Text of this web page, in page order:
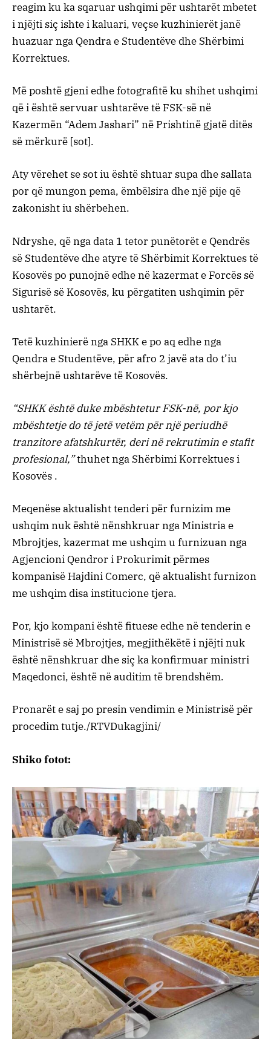
reagim ku ka sqaruar ushqimi për ushtarët mbetet
i njëjti siç ishte i kaluari, veçse kuzhinierët janë
huazuar nga Qendra e Studentëve dhe Shërbimi
Korrektues.
Më poshtë gjeni edhe fotografitë ku shihet ushqimi
që i është servuar ushtarëve të FSK-së në
Kazermën “Adem Jashari” në Prishtinë gjatë ditës
së mërkurë [sot].
Aty vërehet se sot iu është shtuar supa dhe sallata
por që mungon pema, ëmbëlsira dhe një pije që
zakonisht iu shërbehen.
Ndryshe, që nga data 1 tetor punëtorët e Qendrës
së Studentëve dhe atyre të Shërbimit Korrektues të
Kosovës po punojnë edhe në kazermat e Forcës së
Sigurisë së Kosovës, ku përgatiten ushqimin për
ushtarët.
Tetë kuzhinierë nga SHKK e po aq edhe nga
Qendra e Studentëve, për afro 2 javë ata do t’iu
shërbejnë ushtarëve të Kosovës.
“SHKK është duke mbështetur FSK-në, por kjo
mbështetje do të jetë vetëm për një periudhë
tranzitore afatshkurtër, deri në rekrutimin e stafit
profesional,”thuhet nga Shërbimi Korrektues i
Kosovës .
Meqenëse aktualisht tenderi për furnizim me
ushqim nuk është nënshkruar nga Ministria e
Mbrojtjes, kazermat me ushqim u furnizuan nga
Agjencioni Qendror i Prokurimit përmes
kompanisë Hajdini Comerc, që aktualisht furnizon
me ushqim disa institucione tjera.
Por, kjo kompani është fituese edhe në tenderin e
Ministrisë së Mbrojtjes, megjithëkëtë i njëjti nuk
është nënshkruar dhe siç ka konfirmuar ministri
Maqedonci, është në auditim të brendshëm.
Pronarët e saj po presin vendimin e Ministrisë për
procedim tutje./RTVDukagjini/
Shiko fotot: